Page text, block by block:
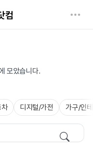
모았습니다.
디지털/가전 가구/인